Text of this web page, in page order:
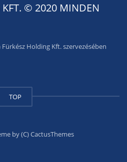
KFT. © 2020 MINDEN
Holding Kft. szervezésében
TOP
by (C) CactusThemes